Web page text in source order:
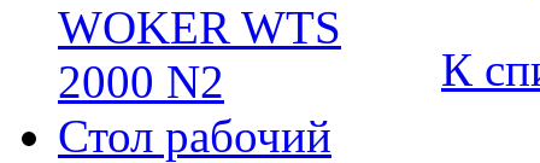
WOKER WTS
2000 N2
Стол рабочий
К